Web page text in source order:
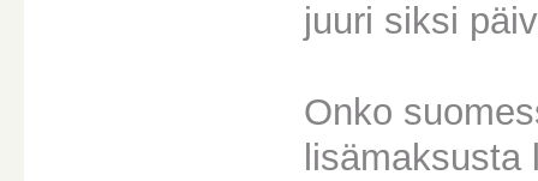
juuri siksi
Onko